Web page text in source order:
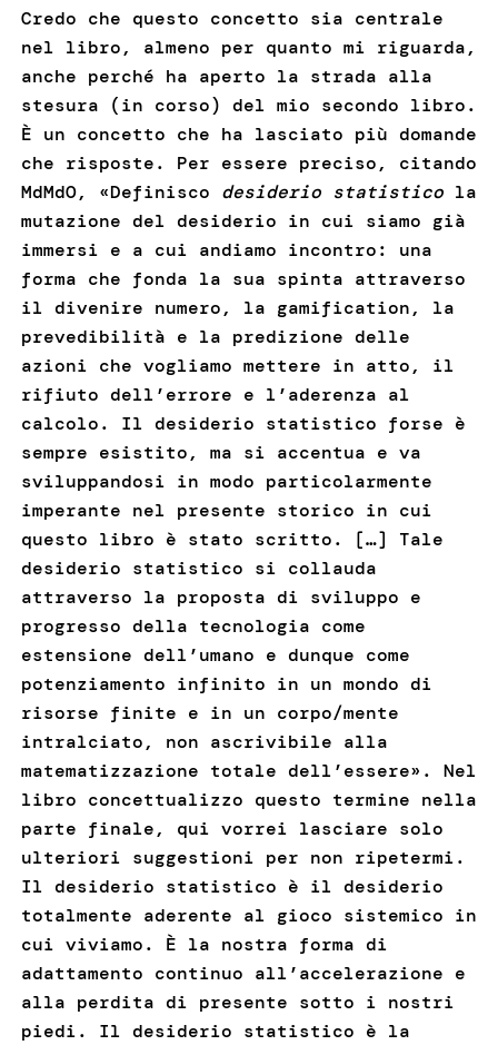
Credo che questo concetto sia centrale
nel libro, almeno per quanto mi riguarda,
anche perché ha aperto la strada alla
stesura (in corso) del mio secondo libro.
È un concetto che ha lasciato più domande
che risposte. Per essere preciso, citando
MdMdO, «Definisco desiderio statisticola
mutazione del desiderio in cui siamo già
immersi e a cui andiamo incontro: una
forma che fonda la sua spinta attraverso
il divenire numero, la gamification, la
prevedibilità e la predizione delle
azioni che vogliamo mettere in atto, il
rifiuto dell’errore e l’aderenza al
calcolo. Il desiderio statistico forse è
sempre esistito, ma si accentua e va
sviluppandosi in modo particolarmente
imperante nel presente storico in cui
questo libro è stato scritto. […] Tale
desiderio statistico si collauda
attraverso la proposta di sviluppo e
progresso della tecnologia come
estensione dell’umano e dunque come
potenziamento infinito in un mondo di
risorse finite e in un corpo/mente
intralciato, non ascrivibile alla
matematizzazione totale dell’essere». Nel
libro concettualizzo questo termine nella
parte finale, qui vorrei lasciare solo
ulteriori suggestioni per non ripetermi.
Il desiderio statistico è il desiderio
totalmente aderente al gioco sistemico in
cui viviamo. È la nostra forma di
adattamento continuo all’accelerazione e
alla perdita di presente sotto i nostri
piedi. Il desiderio statistico è la